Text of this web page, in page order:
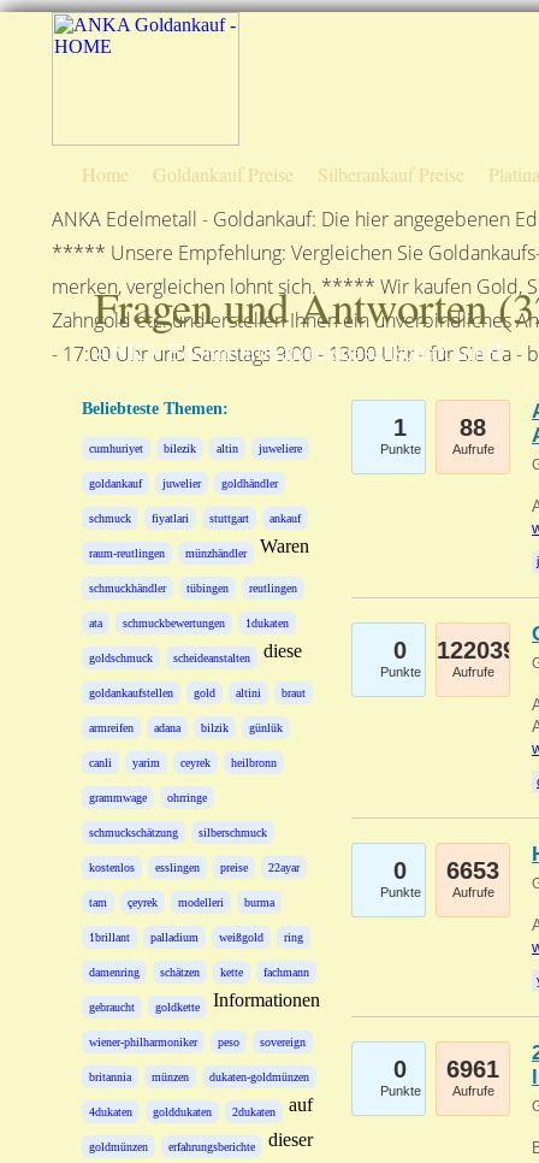
Home Goldankauf Preise Silberankauf Preise
ANKA Edelmetall - Goldankauf: Die hier angegebenen
***** Unsere Empfehlung: Vergleichen Sie
merken, vergleichen lohnt sich. ***** Wir kaufen Gold,
Zahngold etc. und erstellen Ihnen ein unverbindliches
- 17:00 Uhr und Samstags 9:00 - 13:00 Uhr - für Sie
Fragen und Antworten (
ANKA Edelmetallhandelsgesellschaft mbH
Beliebteste Themen:
cumhuriyet bilezik altin juweliere
goldankauf juwelier goldhändler
schmuck fiyatlari stuttgart ankauf
raum-reutlingen münzhändler
schmuckhändler tübingen reutlingen
ata schmuckbewertungen 1dukaten
goldschmuck scheideanstalten
goldankaufstellen gold altini braut
armreifen adana bilzik günlük
canli yarim ceyrek heilbronn
grammwage ohrringe
schmuckschätzung silberschmuck
kostenlos esslingen preise 22ayar
tam çeyrek modelleri burma
1brillant palladium weißgold ring
damenring schätzen kette fachmann
gebraucht goldkette
wiener-philharmoniker peso sovereign
britannia münzen dukaten-goldmünzen
4dukaten golddukaten 2dukaten
goldmünzen erfahrungsberichte
Waren
diese
Informationen
auf
dieser
1
Punkte
88
Aufrufe
0
Punkte
122039
Aufrufe
0
Punkte
6653
Aufrufe
0
Punkte
6961
Aufrufe